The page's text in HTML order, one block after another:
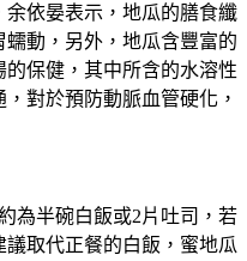
依晏表示，地瓜的膳食纖
動，另外，地瓜含豐富的
保健，其中所含的水溶性
對於預防動脈血管硬化，
為半碗白飯或2片吐司，若
取代正餐的白飯，蜜地瓜